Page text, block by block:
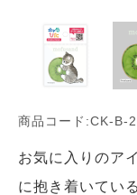
商品コード:CK-B-
お気に入りのア
に抱き着いてい